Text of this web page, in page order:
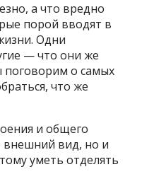
а что вредно
порой вводят в
Одни
— что они же
поговорим о самых
что же
и общего
внешний вид, но и
уметь отделять